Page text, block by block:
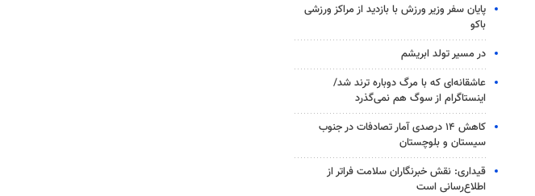
پایان سفر وزیر ورزش با بازدید از مراکز ورزشی
باکو
در مسیر تولد ابریشم
عاشقانه‌ای که با مرگ دوباره ترند شد/
اینستاگرام از سوگ هم نمی‌گذرد
کاهش ۱۴ درصدی آمار تصادفات در جنوب
سیستان و بلوچستان
قیداری: نقش خبرنگاران سلامت فراتر از
اطلاع‌رسانی است